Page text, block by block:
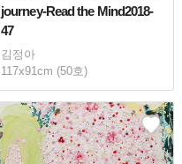
journey-Read the Mind2018-
47
김정아
117x91cm (50호)